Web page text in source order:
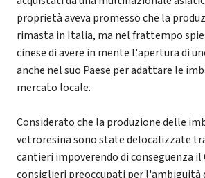
proprietà aveva promesso che la
rimasta in Italia, ma nel frattempo
cinese di avere in mente l'apertura di
anche nel suo Paese per adattare le
mercato locale.
Considerato che la produzione delle
vetroresina sono state delocalizzate
cantieri impoverendo di conseguenza il
consiglieri preoccupati per l'ambiguità